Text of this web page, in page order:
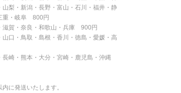
山梨・新潟・長野・富山・石川・福井・静
重・岐阜 800円
滋賀・奈良・和歌山・兵庫 900円
山口・鳥取・島根・香川・徳島・愛媛・高
長崎・熊本・大分・宮崎・鹿児島・沖縄
内に発送いたします。